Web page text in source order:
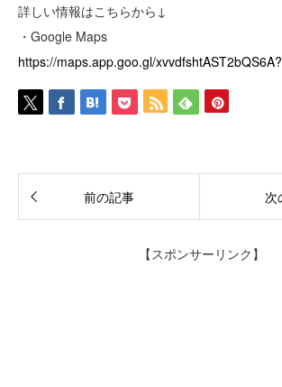
詳しい情報はこちらから↓
・Google Maps
https://maps.app.goo.gl/
前の記事 次
【スポンサーリンク】